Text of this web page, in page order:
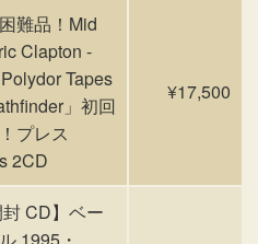
難品！Mid
Clapton -
Polydor Tapes
」初回
プレス
2CD
¥17,500
封 CD】ベー